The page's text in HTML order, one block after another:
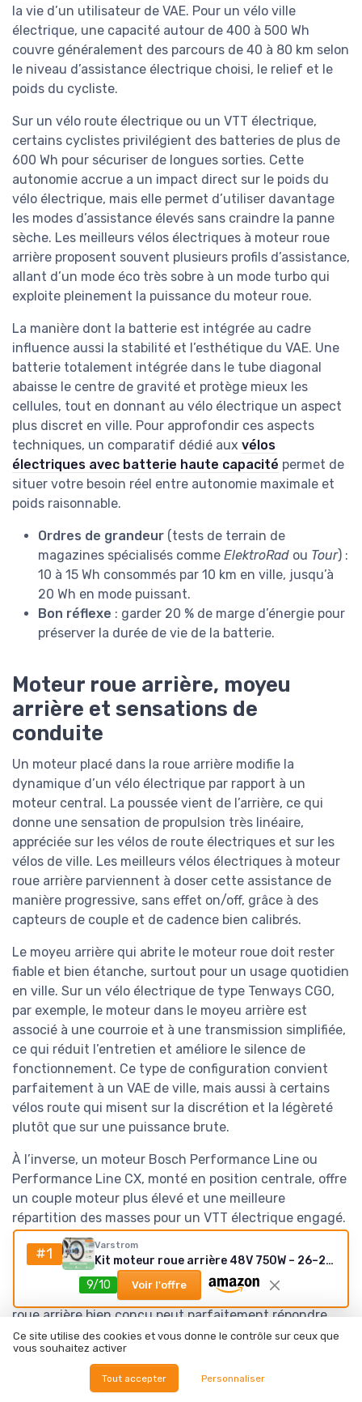
la vie d’un utilisateur de VAE. Pour un vélo ville
électrique, une capacité autour de 400 à 500 Wh
couvre généralement des parcours de 40 à 80 km selon
le niveau d’assistance électrique choisi, le relief et le
poids du cycliste.
Sur un vélo route électrique ou un VTT électrique,
certains cyclistes privilégient des batteries de plus de
600 Wh pour sécuriser de longues sorties. Cette
autonomie accrue a un impact direct sur le poids du
vélo électrique, mais elle permet d’utiliser davantage
les modes d’assistance élevés sans craindre la panne
sèche. Les meilleurs vélos électriques à moteur roue
arrière proposent souvent plusieurs profils d’assistance,
allant d’un mode éco très sobre à un mode turbo qui
exploite pleinement la puissance du moteur roue.
La manière dont la batterie est intégrée au cadre
influence aussi la stabilité et l’esthétique du VAE. Une
batterie totalement intégrée dans le tube diagonal
abaisse le centre de gravité et protège mieux les
cellules, tout en donnant au vélo électrique un aspect
plus discret en ville. Pour approfondir ces aspects
techniques, un comparatif dédié aux vélos
électriques avec batterie haute capacité permet de
situer votre besoin réel entre autonomie maximale et
poids raisonnable.
Ordres de grandeur (tests de terrain de
magazines spécialisés comme ElektroRad ou Tour) :
10 à 15 Wh consommés par 10 km en ville, jusqu’à
20 Wh en mode puissant.
Bon réflexe : garder 20 % de marge d’énergie pour
préserver la durée de vie de la batterie.
Moteur roue arrière, moyeu
arrière et sensations de
conduite
Un moteur placé dans la roue arrière modifie la
dynamique d’un vélo électrique par rapport à un
moteur central. La poussée vient de l’arrière, ce qui
donne une sensation de propulsion très linéaire,
appréciée sur les vélos de route électriques et sur les
vélos de ville. Les meilleurs vélos électriques à moteur
roue arrière parviennent à doser cette assistance de
manière progressive, sans effet on/off, grâce à des
capteurs de couple et de cadence bien calibrés.
Le moyeu arrière qui abrite le moteur roue doit rester
fiable et bien étanche, surtout pour un usage quotidien
en ville. Sur un vélo électrique de type Tenways CGO,
par exemple, le moteur dans le moyeu arrière est
associé à une courroie et à une transmission simplifiée,
ce qui réduit l’entretien et améliore le silence de
fonctionnement. Ce type de configuration convient
parfaitement à un VAE de ville, mais aussi à certains
vélos route qui misent sur la discrétion et la légèreté
plutôt que sur une puissance brute.
À l’inverse, un moteur Bosch Performance Line ou
Performance Line CX, monté en position centrale, offre
un couple moteur plus élevé et une meilleure
répartition des masses pour un VTT électrique engagé.
Les vélos électriques équipés d’un moteur Bosch
restent une référence pour les terrains techniques,
mais ils ne sont pas les seuls à offrir une assistance
électrique convaincante. Un vélo électrique à moteur
roue arrière bien conçu peut parfaitement répondre
aux besoins d’un cycliste urbain ou d’un utilisateur de
route électrique qui recherche avant tout la simplicité,
la fiabilité et un entretien limité.
#1 Varstrom
Kit moteur roue arrière 48V 750W – 26–29'' (cassette, LCD EKD01)
9/10
Voir l'offre
Ce site utilise des cookies et vous donne le contrôle sur ceux que
vous souhaitez activer
Tout accepter Personnaliser